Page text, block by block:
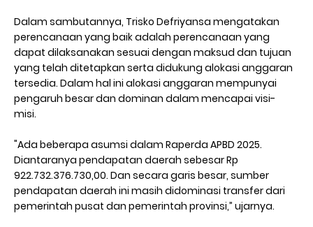
Dalam sambutannya, Trisko Defriyansa mengatakan
perencanaan yang baik adalah perencanaan yang
dapat dilaksanakan sesuai dengan maksud dan tujuan
yang telah ditetapkan serta didukung alokasi anggaran
tersedia. Dalam hal ini alokasi anggaran mempunyai
pengaruh besar dan dominan dalam mencapai visi-
misi.
"Ada beberapa asumsi dalam Raperda APBD 2025.
Diantaranya pendapatan daerah sebesar Rp
922.732.376.730,00. Dan secara garis besar, sumber
pendapatan daerah ini masih didominasi transfer dari
pemerintah pusat dan pemerintah provinsi,” ujarnya.